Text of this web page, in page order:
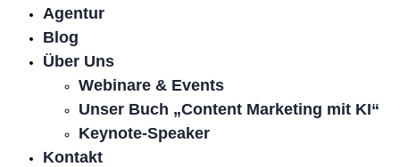
Agentur
Blog
Über Uns
Webinare & Events
Unser Buch „Content Marketing mit KI“
Keynote-Speaker
Kontakt